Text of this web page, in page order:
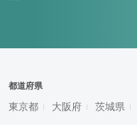
都道府県
東京都 大阪府 茨城県